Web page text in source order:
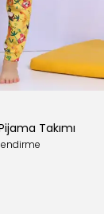
Takımı